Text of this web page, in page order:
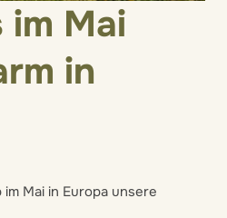
im Mai
in
Mai in Europa unsere